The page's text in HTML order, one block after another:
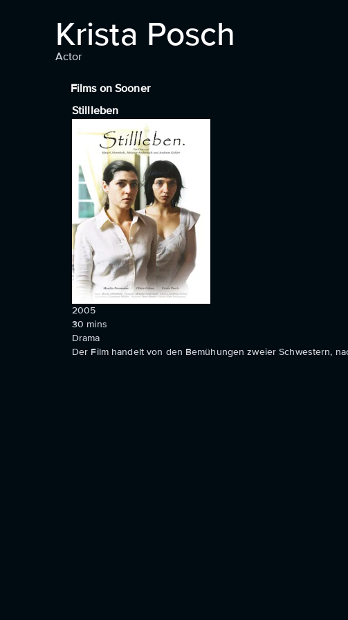
Krista Posch
Actor
Films on Sooner
Stillleben
2005
30 mins
Drama
Der Film handelt von den Bemühungen zweier Schwestern,